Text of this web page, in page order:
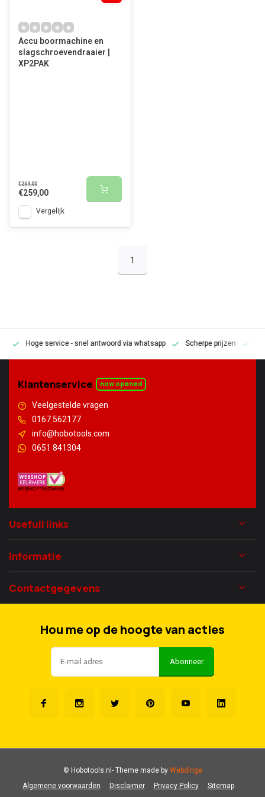
Accu boormachine en
slagschroevendraaier |
XP2PAK
€269,00
€259,00
Vergelijk
1
Hoge service- snel antwoord via whatsapp Scherpe prijzen
Klantenservice now opened
Veelgestelde vragen
0167 562177
info@hobotools.com
0651 841304
Usefull links
Informatie
Contactgegevens
Hou me op de hoogte van acties
Abonneer
Algemene voorwaarden Disclaimer Privacy Policy Sitemap
© Hobotools.nl- Theme made byWebdinge